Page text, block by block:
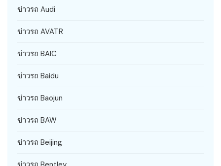
ข่าวรถ Audi
ข่าวรถ AVATR
ข่าวรถ BAIC
ข่าวรถ Baidu
ข่าวรถ Baojun
ข่าวรถ BAW
ข่าวรถ Beijing